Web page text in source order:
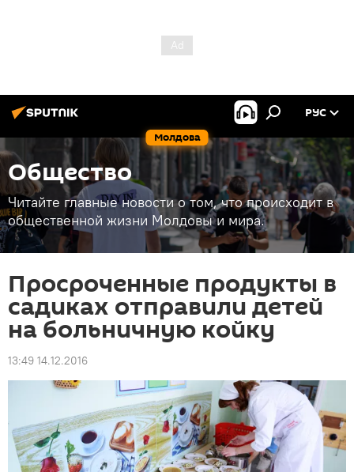
Молдова
РУС
Общество
Читайте главные новости о том, что происходит в
общественной жизни Молдовы и мира.
Просроченные продукты в
садиках отправили детей
на больничную койку
13:49 14.12.2016